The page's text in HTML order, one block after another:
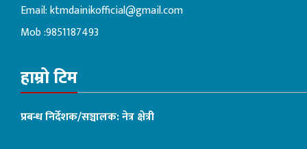
Email:ktmdainikofficial@gmail.com
Mob :9851187493
हाम्रो टिम
प्रबन्ध निर्देशक/सञ्चालक: नेत्र क्षेत्री